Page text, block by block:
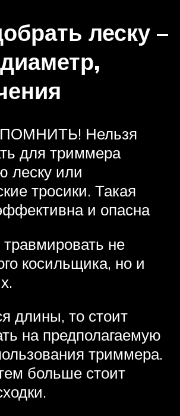
леску –
Нельзя
для триммера
леску или
тросики. Такая
и опасна
не
косильщика, но и
длины, то стоит
на предполагаемую
триммера.
больше стоит